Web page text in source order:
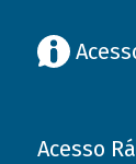
Acesso